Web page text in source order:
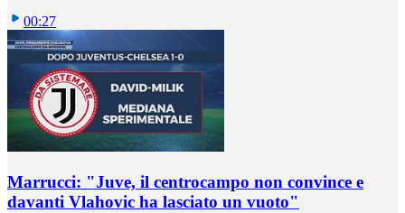
00:27
Marrucci: "Juve, il centrocampo non convince e
davanti Vlahovic ha lasciato un vuoto"